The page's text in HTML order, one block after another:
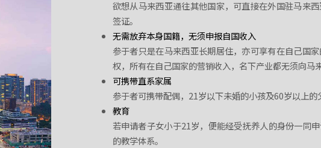
欲想从马来西亚通往其他国家，可直接在外国驻马来
签证。
无需放弃本身国籍，无须申报自国收入
参于者只是在马来西亚长期居住，亦可享有在自己国
权，所有在自己国家的营销收入，名下产业都无须向马
可携带直系家属
参于者可携带配偶，21岁以下未婚的小孩及60岁以上的
教育
若申请者子女小于21岁，便能经受抚养人的身份一同
的教学体系。